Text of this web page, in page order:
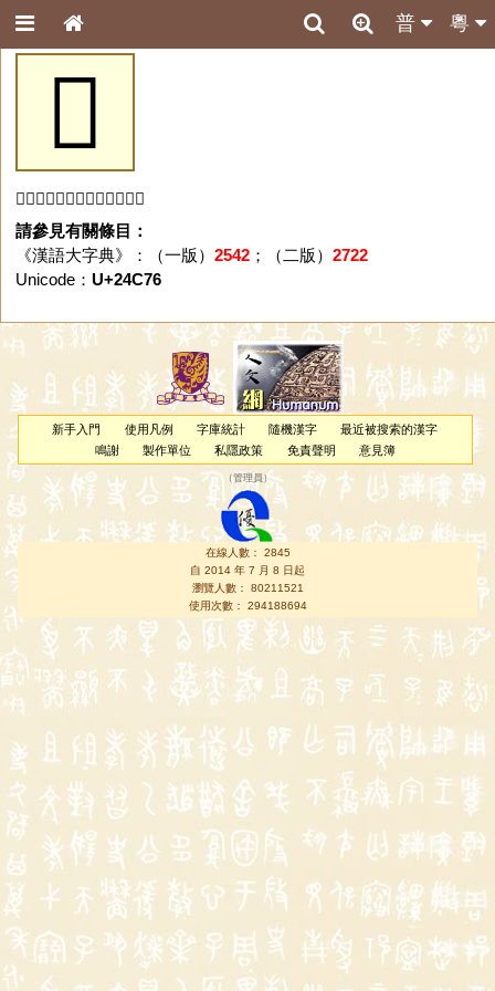
粵
普
𤱶
「𤱶」字未收錄於本資料庫。
請參見有關條目：
《漢語大字典》：（一版） 2542；（二版） 2722
Unicode： U+24C76
新手入門 使用凡例 字庫統計 隨機漢字
最近被搜索的漢字
鳴謝
製作單位 私隱政策 免責聲明 意見簿
（管理員 ）
在線人數： 2845
自 2014 年 7 月 8 日起
瀏覽人數： 80211521
使用次數： 294188694